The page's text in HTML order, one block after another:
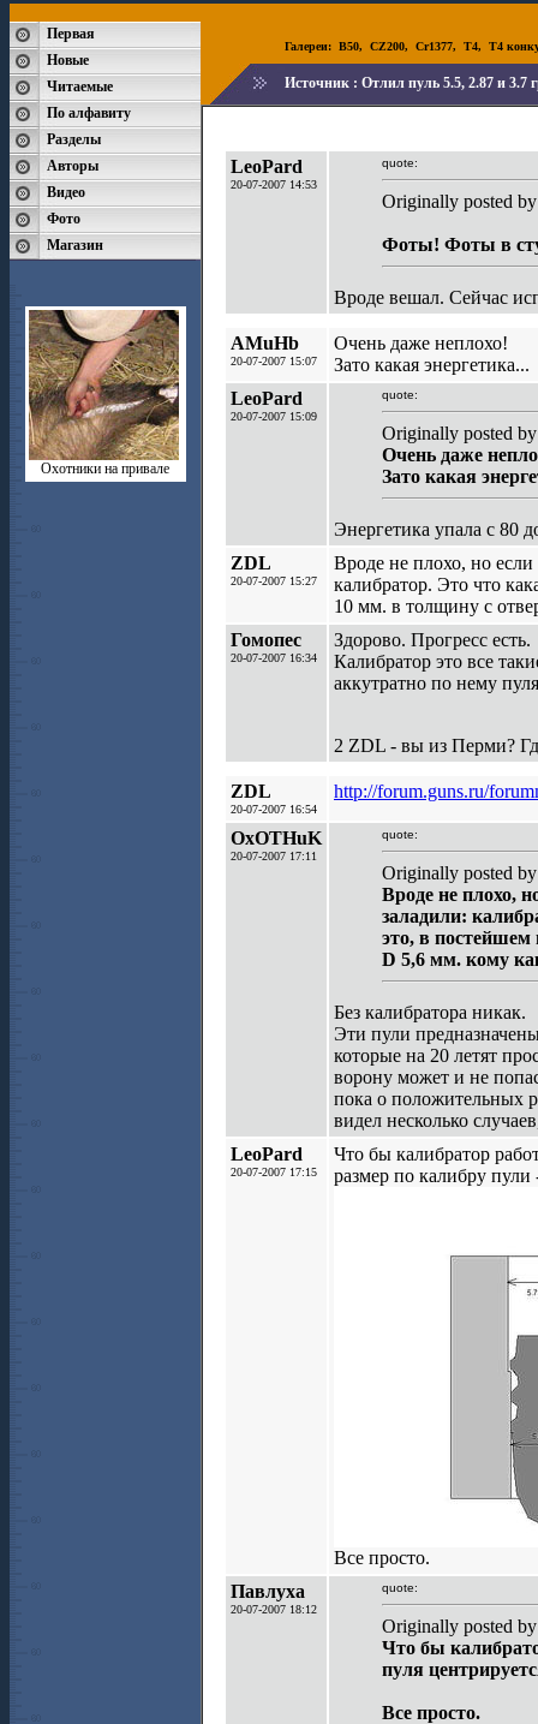
Первая
Новые
Читаемые
По алфавиту
Разделы
Авторы
Видео
Фото
Магазин
Охотники на привале
Галереи: B50, CZ200, Cr1377, T4, T4
Источник : Отлил пуль 5.5, 2.87 и 3.7
LeoPard
20-07-2007 14:53
quote:
Originally posted
Фоты! Фоты в
Вроде вешал. Сейчас
AMuHb
20-07-2007 15:07
Очень даже неплохо!
Зато какая энергетика...
LeoPard
20-07-2007 15:09
quote:
Originally posted
Очень даже
Зато какая
Энергетика упала с 80
ZDL
20-07-2007 15:27
Вроде не плохо, но если
калибратор. Это что
10 мм. в толщину с
Гомопес
20-07-2007 16:34
Здорово. Прогресс есть.
Калибратор это все
аккутратно по нему
2 ZDL - вы из Перми?
ZDL
20-07-2007 16:54
http://forum.guns.ru/
OxOTHuK
20-07-2007 17:11
quote:
Originally posted
Вроде не плохо,
заладили:
это, в
D 5,6 мм. кому
Без калибратора никак.
Эти пули
которые на 20 летят
ворону может и не
пока о положительных
видел несколько
LeoPard
20-07-2007 17:15
Что бы калибратор
размер по калибру пули
Все просто.
Павлуха
20-07-2007 18:12
quote:
Originally posted
Что бы
пуля
Все просто.